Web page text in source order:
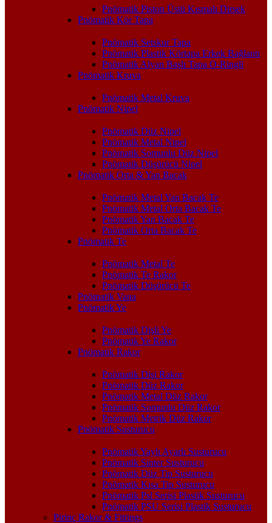
Pnömatik Piston Üstü Kısmalı Dirsek
Pnömatik Kör Tapa
Pnömatik Setskur Tapa
Pnömatik Plastik Körtapa Erkek Bağlantı
Pnömatik Alyan Başlı Tapa O-Ringli
Pnömatik Kruva
Pnömatik Metal Kruva
Pnömatik Nipel
Pnömatik Düz Nipel
Pnömatik Metal Nipel
Pnömatik Somunlu Düz Nipel
Pnömatik Düşürücü Nipel
Pnömatik Orta & Yan Bacak
Pnömatik Metal Yan Bacak Te
Pnömatik Metal Orta Bacak Te
Pnömatik Yan Bacak Te
Pnömatik Orta Bacak Te
Pnömatik Te
Pnömatik Metal Te
Pnömatik Te Rakor
Pnömatik Düşürücü Te
Pnömatik Vana
Pnömatik Ye
Pnömatik Dişli Ye
Pnömatik Ye Rakor
Pnömatik Rakor
Pnömatik Dişi Rakor
Pnömatik Düz Rakor
Pnömatik Metal Düz Rakor
Pnömatik Somunlu Düz Rakor
Pnömatik Metrik Düz Rakor
Pnömatik Susturucu
Pnömatik Yaylı Ayarlı Susturucu
Pnömatik Sinter Susturucu
Pnömatik Düz Tip Susturucu
Pnömatik Kısa Tip Susturucu
Pnömatik Psl Serisi Plastik Susturucu
Pnömatik PSU Serisi Plastik Susturucu
Pirinç Rakor & Fittings